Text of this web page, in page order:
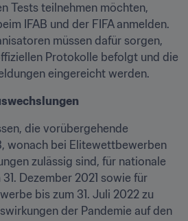
Tests teilnehmen möchten,
IFAB und der FIFA anmelden.
müssen dafür sorgen,
Protokolle befolgt und die
eingereicht werden.
die vorübergehende
wonach bei Elitewettbewerben
zulässig sind, für nationale
Dezember 2021 sowie für
bis zum 31. Juli 2022 zu
der Pandemie auf den